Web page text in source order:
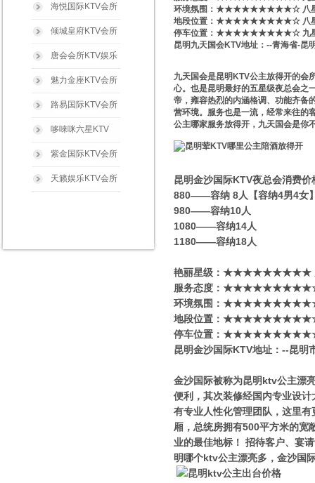
环境氛围：★★★★★★★★★☆ 八星
地段位置：★★★★★★★★★☆ 八
停车位置：★★★★★★★★★☆ 九
昆明九天国会KTV地址：--青海省-昆
九天国会是昆明KTV公主放得开的会
心。也是昆明最好的五星级夜总会之
帝，雍容热烈的内涵格调、功能齐备
营环境。服务也是一流，经常来往的
公主哪家服务放得开，九天国会是你
昆明金沙国际KTV夜总会消费价
880——容纳 8人【容纳4男4女
980——容纳10人
1080——容纳14人
1180——容纳18人
艳丽星级​‌‌：★★★★★★★★★
服务态度：★★★★★★★★★☆
环境氛围：★★★★★★★★★☆
地段位置：★★★★★★★★★☆
停车位置：★★★★★★★★★☆
昆明金沙国际KTV地址：--昆明
金沙国际被称为昆明ktv公主漂
便利，其次装修经国内专业设
有专业人性化管理团队，这里
厢，总统房拥有500平方米的宽
业的最佳地标！ 招待客户、宴
明哪个ktv公主漂亮多，金沙国
海悦国际KTV会所
倾城皇府KTV会所
唐会会所KTV娱乐
魅力金座KTV会所
路易国际KTV会所
哆唻咪六星KTV
紫金国际KTV会所
天籁娱乐KTV会所